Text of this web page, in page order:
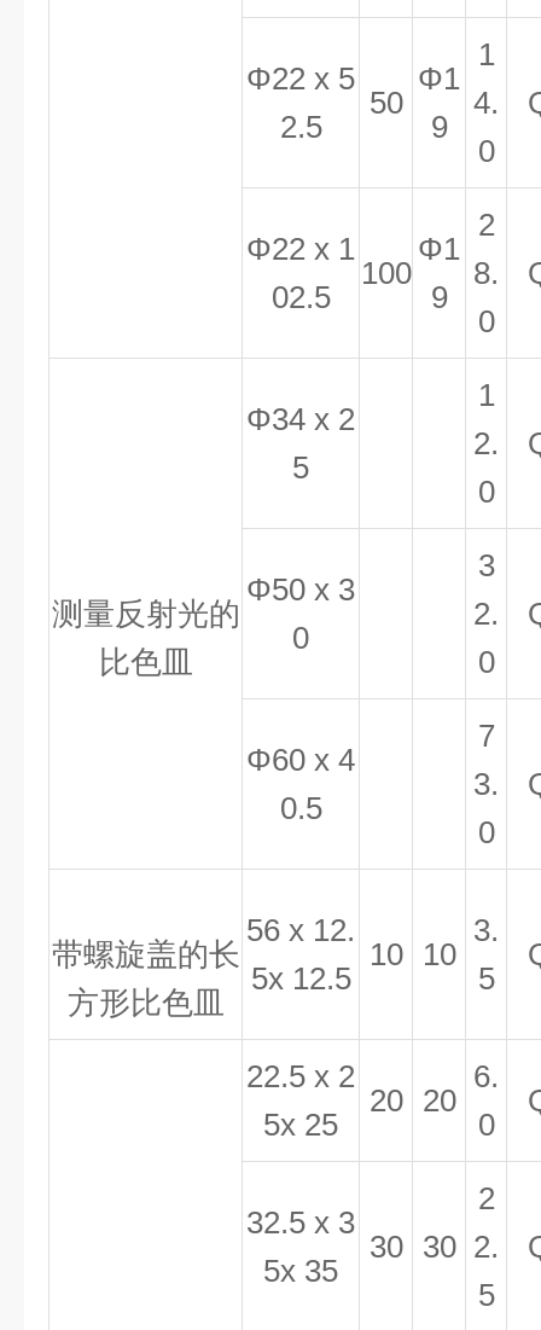
Φ22 x 5
2.5
50
Φ1
9
1
4.
0
Φ22 x 1
02.5
100
Φ1
9
2
8.
0
测量反射光的
比色皿
Φ34 x 2
5
1
2.
0
Φ50 x 3
0
3
2.
0
Φ60 x 4
0.5
7
3.
0
带螺旋盖的长
方形比色皿
56 x 12.
5x 12.5
10 10
3.
5
22.5 x 2
5x 25
20 20
6.
0
32.5 x 3
5x 35
30 30
2
2.
5